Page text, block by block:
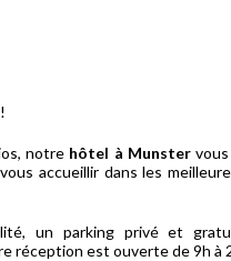
!
notre hôtel à Munster
accueillir dans les
un parking privé et
réception est ouverte de 9h à